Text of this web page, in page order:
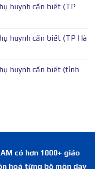
huynh cần biết (TP
huynh cần biết (TP Hà
huynh cần biết (tỉnh
có hơn 1000+ giáo
hoá từng bộ môn dạy